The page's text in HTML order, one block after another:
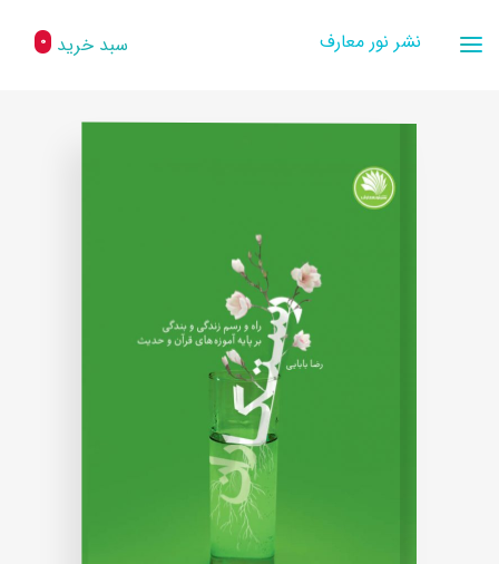
نشر نور معارف سبد خرید 0